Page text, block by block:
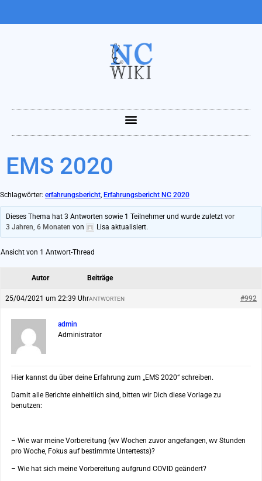
EMS 2020
Schlagwörter: erfahrungsbericht Erfahrungsbericht NC 2020
Dieses Thema hat 3 Antworten sowie 1 Teilnehmer und wurde zuletztvor
3 Jahren, 6 Monaten von Lisa aktualisiert.
Ansicht von 1 Antwort-Thread
Autor Beiträge
25/04/2021 um 22:39 Uhr #992
ANTWORTEN
admin
Administrator
Hier kannst du über deine Erfahrung zum „EMS 2020“ schreiben.
Damit alle Berichte einheitlich sind, bitten wir Dich diese Vorlage zu
benutzen:
– Wie war meine Vorbereitung (wv Wochen zuvor angefangen, wv Stunden
pro Woche, Fokus auf bestimmte Untertests)?
– Wie hat sich meine Vorbereitung aufgrund COVID geändert?